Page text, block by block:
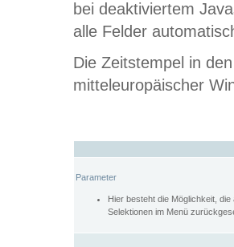
bei deaktiviertem
alle Felder
Die Zeitstempel in
mitteleuropäischer
Parameter
Hier besteht die Möglichkeit,
Selektionen im Menü